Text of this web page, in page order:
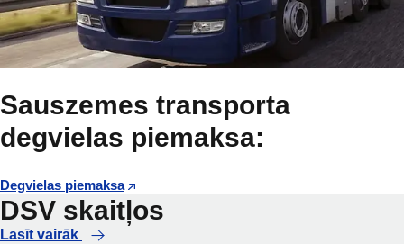
Sauszemes transporta
degvielas piemaksa:
Degvielas piemaksa
DSV skaitļos
Lasīt vairāk